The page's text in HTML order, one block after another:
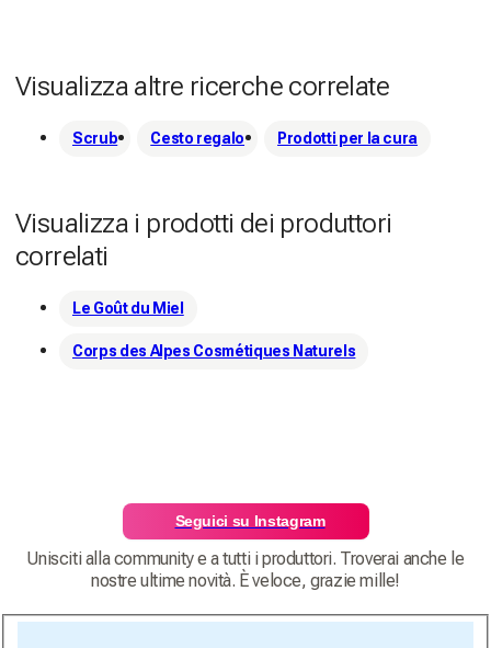
Visualizza altre ricerche correlate
Scrub Cesto regalo Prodotti per la cura
Visualizza i prodotti dei produttori
correlati
Le Goût du Miel
Corps des Alpes Cosmétiques Naturels
Seguici su Instagram
Unisciti alla community e a tutti i produttori. Troverai anche le
nostre ultime novità. È veloce, grazie mille!